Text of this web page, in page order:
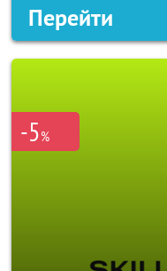
Перейти
-5%